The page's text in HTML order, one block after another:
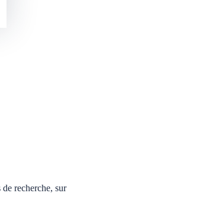
de recherche, sur